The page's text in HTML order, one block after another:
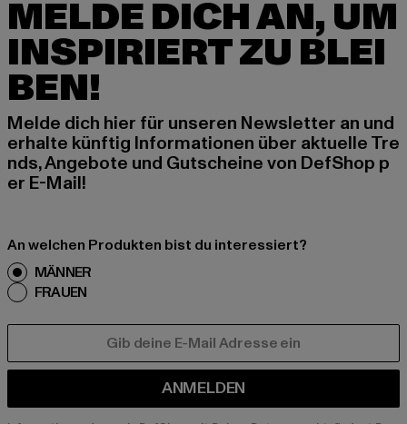
MELDE DICH AN, UM
INSPIRIERT ZU BLEI
BEN!
Melde dich hier für unseren Newsletter an und
erhalte künftig Informationen über aktuelle Tre
nds, Angebote und Gutscheine von DefShop p
er E-Mail!
An welchen Produkten bist du interessiert?
MÄNNER
FRAUEN
ANMELDEN